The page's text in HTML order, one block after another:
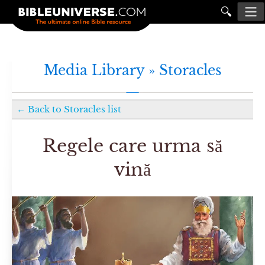
🔍
Media Library » Storacles
← Back to Storacles list
Regele care urma să
vină